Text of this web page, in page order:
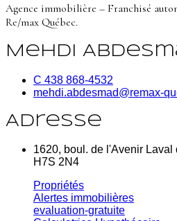
Agence immobilière – Franchisé
Re/max Québec.
Mehdi
C 438 868-4532
mehdi.abdesmad@remax-
Adresse
1620, boul. de l'Avenir Laval
H7S 2N4
Propriétés
Alertes immobilières
evaluation-gratuite